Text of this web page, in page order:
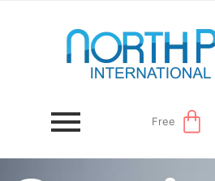
Free